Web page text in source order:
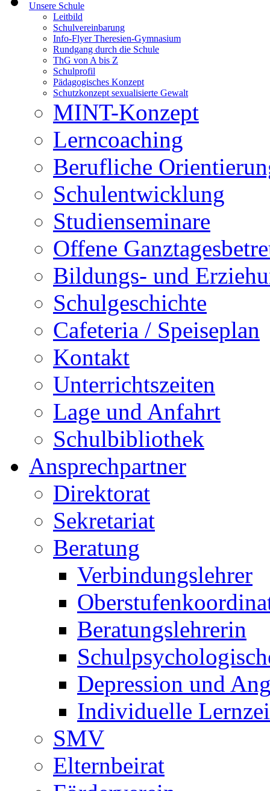
Unsere Schule
Leitbild
Schulvereinbarung
Info-Flyer Theresien-Gymnasium
Rundgang durch die Schule
ThG von A bis Z
Schulprofil
Pädagogisches Konzept
Schutzkonzept sexualisierte Gewalt
MINT-Konzept
Lerncoaching
Berufliche
Schulentwicklung
Studienseminare
Offene
Bildungs- und
Schulgeschichte
Cafeteria / Speiseplan
Kontakt
Unterrichtszeiten
Lage und Anfahrt
Schulbibliothek
Ansprechpartner
Direktorat
Sekretariat
Beratung
Verbindungslehrer
Beratungslehrerin
Depression und
Individuelle
SMV
Elternbeirat